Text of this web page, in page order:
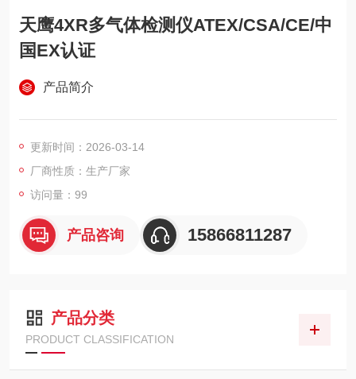
天鹰4XR多气体检测仪ATEX/CSA/CE/中
国EX认证
产品简介
更新时间：2026-03-14
厂商性质：生产厂家
访问量：99
产品咨询 15866811287
产品分类
PRODUCT CLASSIFICATION